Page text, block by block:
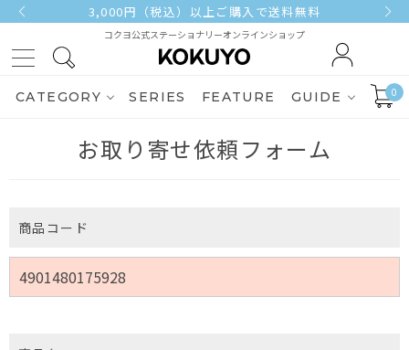
3,000円（税込）以上ご購入で送料無料
コクヨ公式ステーショナリーオンラインショップ
CATEGORY SERIES FEATURE GUIDE 0
お取り寄せ依頼フォーム
商品コード